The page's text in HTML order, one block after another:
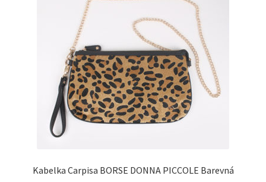
Kabelka Carpisa BORSE DONNA PICCOLE Barevná